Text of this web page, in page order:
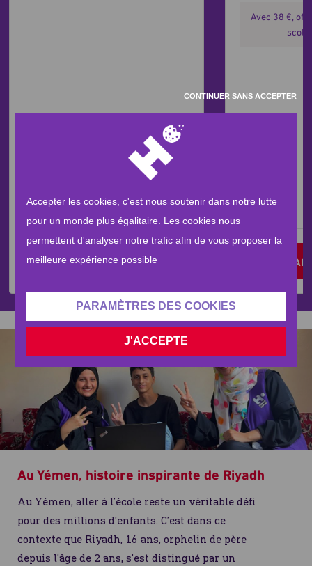
CONTINUER SANS ACCEPTER
Accepter les cookies, c'est nous soutenir dans notre lutte
pour un monde plus égalitaire. Les cookies nous
permettent d'analyser notre trafic afin de vous proposer la
meilleure expérience possible
PARAMÈTRES DES COOKIES
J'ACCEPTE
JE FAIS UN DON
Avec 38 €,
JE
Au Yémen, histoire inspirante de Riyadh
Au Yémen, aller à l’école reste un véritable défi
pour des millions d’enfants. C’est dans ce
contexte que Riyadh, 16 ans, orphelin de père
depuis l’âge de 2 ans, s’est distingué par un